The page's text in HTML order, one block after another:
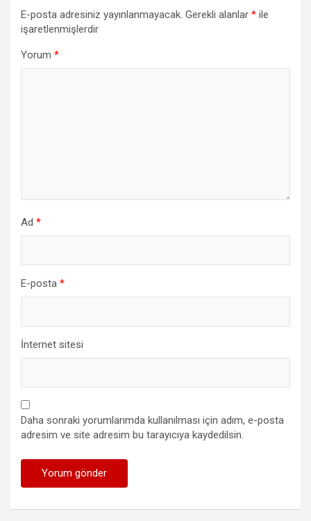
E-posta adresiniz yayınlanmayacak. Gerekli alanlar * ile
işaretlenmişlerdir
Yorum *
Ad *
E-posta *
İnternet sitesi
Daha sonraki yorumlarımda kullanılması için adım, e-posta
adresim ve site adresim bu tarayıcıya kaydedilsin.